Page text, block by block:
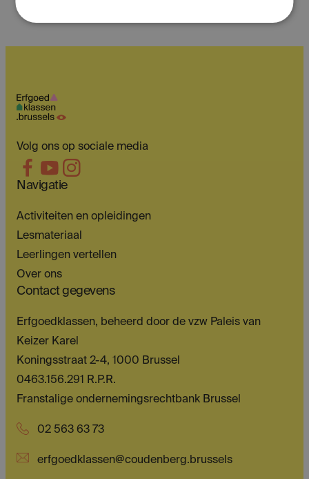
Volg ons op sociale media
Navigatie
Activiteiten en opleidingen
Lesmateriaal
Leerlingen vertellen
Over ons
Contact gegevens
Erfgoedklassen, beheerd door de vzw Paleis van
Keizer Karel
Koningsstraat 2-4, 1000 Brussel
0463.156.291 R.P.R.
Franstalige ondernemingsrechtbank Brussel
02 563 63 73
erfgoedklassen@coudenberg.brussels